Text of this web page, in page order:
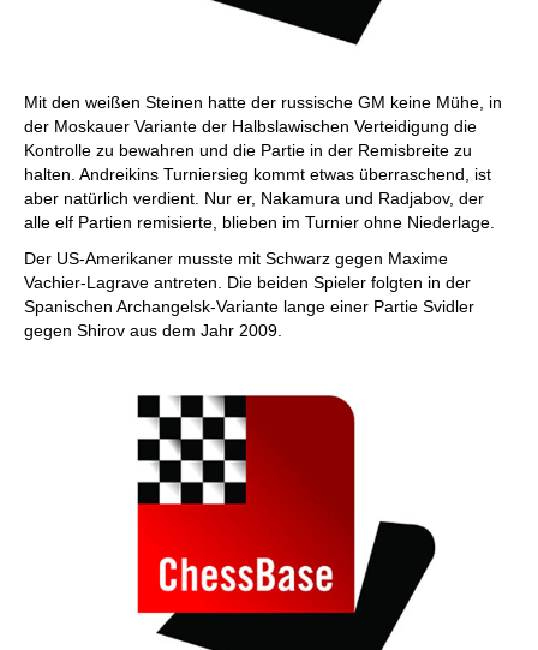
Mit den weißen Steinen hatte der russische GM keine Mühe, in
der Moskauer Variante der Halbslawischen Verteidigung die
Kontrolle zu bewahren und die Partie in der Remisbreite zu
halten. Andreikins Turniersieg kommt etwas überraschend, ist
aber natürlich verdient. Nur er, Nakamura und Radjabov, der
alle elf Partien remisierte, blieben im Turnier ohne Niederlage.
Der US-Amerikaner musste mit Schwarz gegen Maxime
Vachier-Lagrave antreten. Die beiden Spieler folgten in der
Spanischen Archangelsk-Variante lange einer Partie Svidler
gegen Shirov aus dem Jahr 2009.